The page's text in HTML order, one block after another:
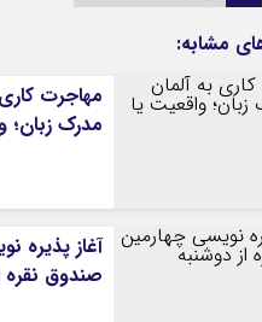
مشابه:
مهاجرت
مدرک زبان؛
آغاز پذیره
صندوق نقره